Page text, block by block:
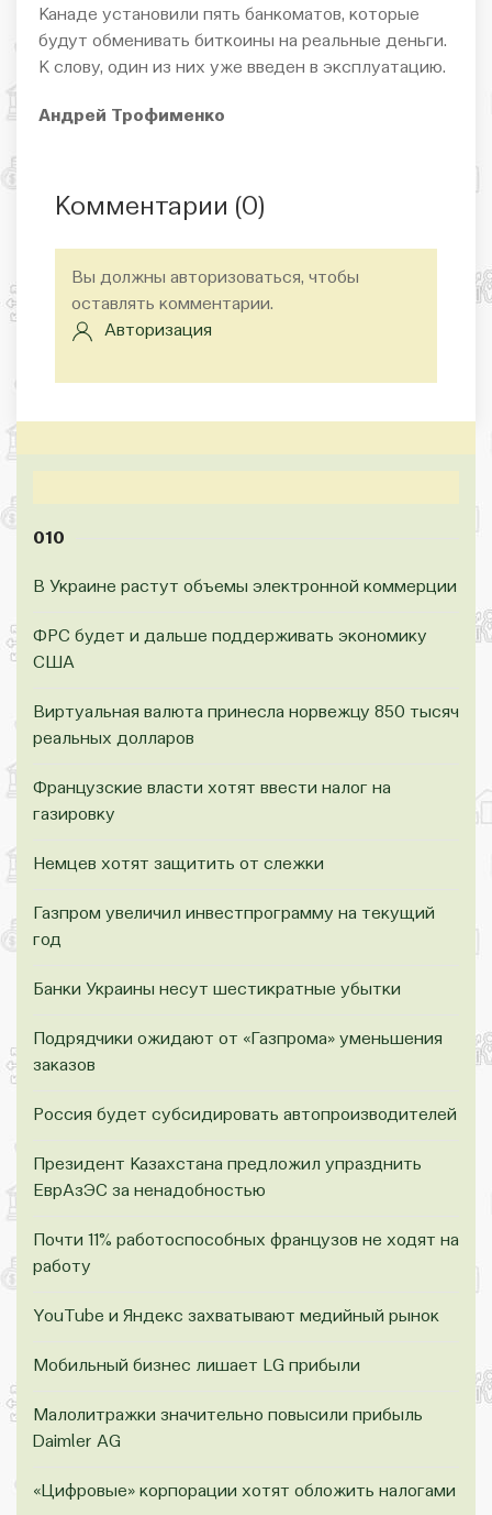
Канаде установили пять банкоматов, которые
будут обменивать биткоины на реальные деньги.
К слову, один из них уже введен в эксплуатацию.
Андрей Трофименко
Комментарии (0)
Вы должны авторизоваться, чтобы
оставлять комментарии.
Авторизация
010
В Украине растут объемы электронной коммерции
ФРС будет и дальше поддерживать экономику
США
Виртуальная валюта принесла норвежцу 850 тысяч
реальных долларов
Французские власти хотят ввести налог на
газировку
Немцев хотят защитить от слежки
Газпром увеличил инвестпрограмму на текущий
год
Банки Украины несут шестикратные убытки
Подрядчики ожидают от «Газпрома» уменьшения
заказов
Россия будет субсидировать автопроизводителей
Президент Казахстана предложил упразднить
ЕврАзЭС за ненадобностью
Почти 11% работоспособных французов не ходят на
работу
YouTube и Яндекс захватывают медийный рынок
Мобильный бизнес лишает LG прибыли
Малолитражки значительно повысили прибыль
Daimler AG
«Цифровые» корпорации хотят обложить налогами